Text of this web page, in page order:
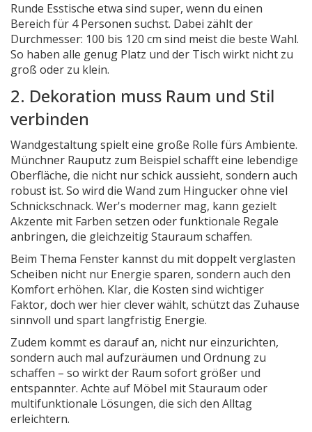
Runde Esstische etwa sind super, wenn du einen
Bereich für 4 Personen suchst. Dabei zählt der
Durchmesser: 100 bis 120 cm sind meist die beste Wahl.
So haben alle genug Platz und der Tisch wirkt nicht zu
groß oder zu klein.
2. Dekoration muss Raum und Stil
verbinden
Wandgestaltung spielt eine große Rolle fürs Ambiente.
Münchner Rauputz zum Beispiel schafft eine lebendige
Oberfläche, die nicht nur schick aussieht, sondern auch
robust ist. So wird die Wand zum Hingucker ohne viel
Schnickschnack. Wer's moderner mag, kann gezielt
Akzente mit Farben setzen oder funktionale Regale
anbringen, die gleichzeitig Stauraum schaffen.
Beim Thema Fenster kannst du mit doppelt verglasten
Scheiben nicht nur Energie sparen, sondern auch den
Komfort erhöhen. Klar, die Kosten sind wichtiger
Faktor, doch wer hier clever wählt, schützt das Zuhause
sinnvoll und spart langfristig Energie.
Zudem kommt es darauf an, nicht nur einzurichten,
sondern auch mal aufzuräumen und Ordnung zu
schaffen – so wirkt der Raum sofort größer und
entspannter. Achte auf Möbel mit Stauraum oder
multifunktionale Lösungen, die sich den Alltag
erleichtern.